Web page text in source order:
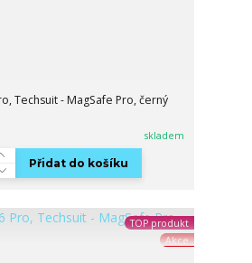
Techsuit - MagSafe Pro, černý
skladem
Přidat do košíku
TOP produkt
Akce